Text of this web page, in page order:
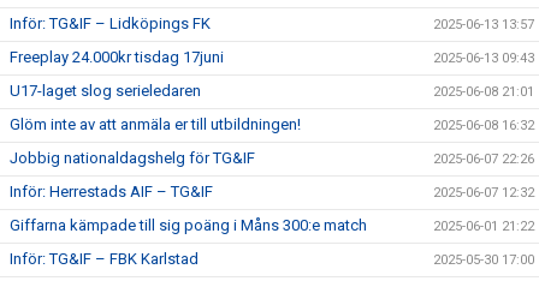
Inför: TG&IF – Lidköpings FK 2025-06-13 13:57
Freeplay 24.000kr tisdag 17juni 2025-06-13 09:43
U17-laget slog serieledaren 2025-06-08 21:01
Glöm inte av att anmäla er till utbildningen! 2025-06-08 16:32
Jobbig nationaldagshelg för TG&IF 2025-06-07 22:26
Inför: Herrestads AIF – TG&IF 2025-06-07 12:32
Giffarna kämpade till sig poäng i Måns 300:e match 2025-06-01 21:22
Inför: TG&IF – FBK Karlstad 2025-05-30 17:00